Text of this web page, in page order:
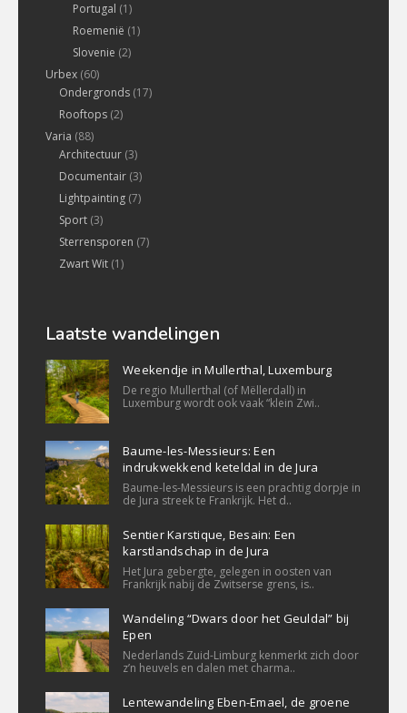
Portugal (1)
Roemenië (1)
Slovenie (2)
Urbex (60)
Ondergronds (17)
Rooftops (2)
Varia (88)
Architectuur (3)
Documentair (3)
Lightpainting (7)
Sport (3)
Sterrensporen (7)
Zwart Wit (1)
Laatste wandelingen
Weekendje in Mullerthal, Luxemburg
De regio Mullerthal (of Mëllerdall) in
Luxemburg wordt ook vaak “klein Zwi..
Baume-les-Messieurs: Een
indrukwekkend keteldal in de Jura
Baume-les-Messieurs is een prachtig dorpje in
de Jura streek te Frankrijk. Het d..
Sentier Karstique, Besain: Een
karstlandschap in de Jura
Het Jura gebergte, gelegen in oosten van
Frankrijk nabij de Zwitserse grens, is..
Wandeling “Dwars door het Geuldal” bij
Epen
Nederlands Zuid-Limburg kenmerkt zich door
z’n heuvels en dalen met charma..
Lentewandeling Eben-Emael, de groene